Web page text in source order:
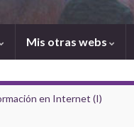
Mis otras webs
en Internet (I)